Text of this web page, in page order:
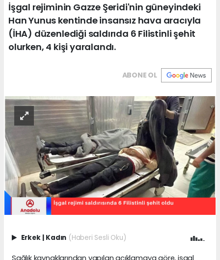
İşgal rejiminin Gazze Şeridi'nin güneyindeki
Han Yunus kentinde insansız hava aracıyla
(İHA) düzenlediği saldırıda 6 Filistinli şehit
olurken, 4 kişi yaralandı.
ABONE OL
Erkek | Kadın (Haberi Sesli Oku)
Sağlık kaynaklarından yapılan açıklamaya göre, işgal